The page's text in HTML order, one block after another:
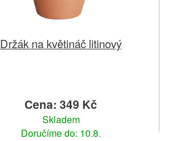
Držák na květináč litinový
Cena: 349 Kč
Skladem
Doručíme do: 10.8.